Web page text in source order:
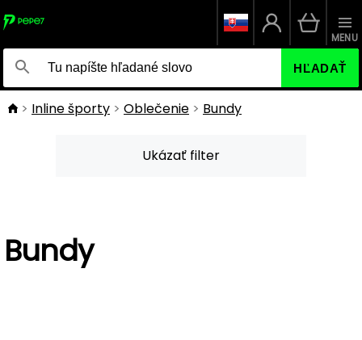
HĽADAŤ
MENU
Inline športy Oblečenie Bundy
Ukázať filter
Bundy